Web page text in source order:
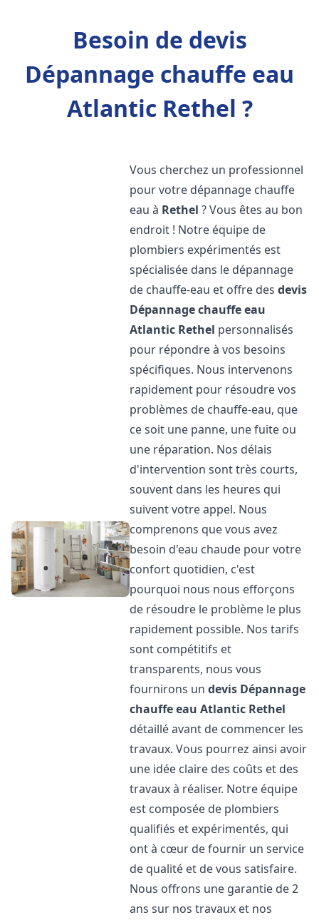
Besoin de devis
Dépannage chauffe eau
Atlantic Rethel ?
Vous cherchez un professionnel
pour votre dépannage chauffe
eau à Rethel ? Vous êtes au bon
endroit ! Notre équipe de
plombiers expérimentés est
spécialisée dans le dépannage
de chauffe-eau et offre desdevis
Dépannage chauffe eau
Atlantic Rethel personnalisés
pour répondre à vos besoins
spécifiques. Nous intervenons
rapidement pour résoudre vos
problèmes de chauffe-eau, que
ce soit une panne, une fuite ou
une réparation. Nos délais
d'intervention sont très courts,
souvent dans les heures qui
suivent votre appel. Nous
comprenons que vous avez
besoin d'eau chaude pour votre
confort quotidien, c'est
pourquoi nous nous efforçons
de résoudre le problème le plus
rapidement possible. Nos tarifs
sont compétitifs et
transparents, nous vous
fournirons undevis Dépannage
chauffe eau Atlantic Rethel
détaillé avant de commencer les
travaux. Vous pourrez ainsi avoir
une idée claire des coûts et des
travaux à réaliser. Notre équipe
est composée de plombiers
qualifiés et expérimentés, qui
ont à cœur de fournir un service
de qualité et de vous satisfaire.
Nous offrons une garantie de 2
ans sur nos travaux et nos